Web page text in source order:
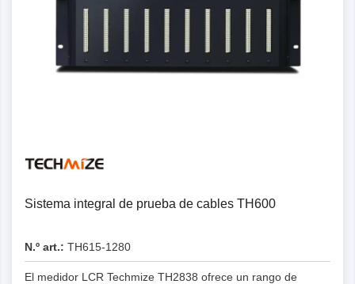
Sistema integral de prueba de cables TH600
N.º art.: TH615-1280
El medidor LCR Techmize TH2838 ofrece un rango de